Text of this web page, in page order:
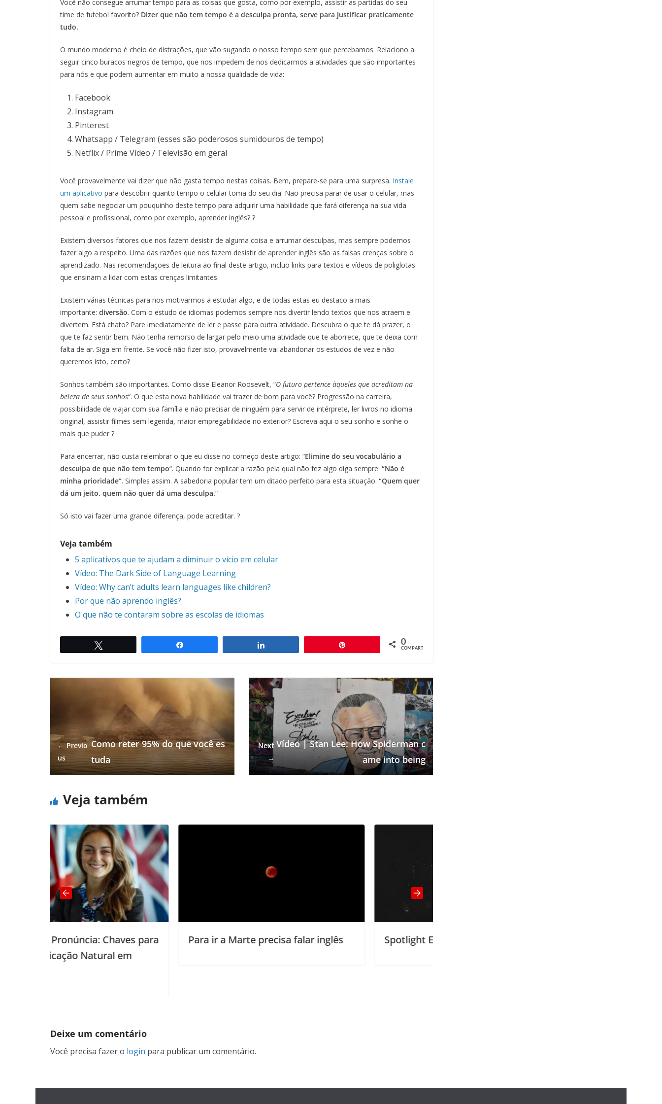
Você não consegue arrumar tempo para as coisas que gosta, como por exemplo, assistir as partidas do seu
time de futebol favorito? Dizer que não tem tempo é a desculpa pronta, serve para justificar praticamente
tudo.
O mundo moderno é cheio de distrações, que vão sugando o nosso tempo sem que percebamos. Relaciono a
seguir cinco buracos negros de tempo, que nos impedem de nos dedicarmos a atividades que são importantes
para nós e que podem aumentar em muito a nossa qualidade de vida:
Facebook
Instagram
Pinterest
Whatsapp / Telegram (esses são poderosos sumidouros de tempo)
Netflix / Prime Vídeo / Televisão em geral
Você provavelmente vai dizer que não gasta tempo nestas coisas. Bem, prepare-se para uma surpresa. Instale
um aplicativo para descobrir quanto tempo o celular toma do seu dia. Não precisa parar de usar o celular, mas
quem sabe negociar um pouquinho deste tempo para adquirir uma habilidade que fará diferença na sua vida
pessoal e profissional, como por exemplo, aprender inglês? ?
Existem diversos fatores que nos fazem desistir de alguma coisa e arrumar desculpas, mas sempre podemos
fazer algo a respeito. Uma das razões que nos fazem desistir de aprender inglês são as falsas crenças sobre o
aprendizado. Nas recomendações de leitura ao final deste artigo, incluo links para textos e vídeos de poliglotas
que ensinam a lidar com estas crenças limitantes.
Existem várias técnicas para nos motivarmos a estudar algo, e de todas estas eu destaco a mais
importante: diversão. Com o estudo de idiomas podemos sempre nos divertir lendo textos que nos atraem e
divertem. Está chato? Pare imediatamente de ler e passe para outra atividade. Descubra o que te dá prazer, o
que te faz sentir bem. Não tenha remorso de largar pelo meio uma atividade que te aborrece, que te deixa com
falta de ar. Siga em frente. Se você não fizer isto, provavelmente vai abandonar os estudos de vez e não
queremos isto, certo?
Sonhos também são importantes. Como disse Eleanor Roosevelt, “O futuro pertence àqueles que acreditam na
beleza de seus sonhos“. O que esta nova habilidade vai trazer de bom para você? Progressão na carreira,
possibilidade de viajar com sua família e não precisar de ninguém para servir de intérprete, ler livros no idioma
original, assistir filmes sem legenda, maior empregabilidade no exterior? Escreva aqui o seu sonho e sonhe o
mais que puder ?
Para encerrar, não custa relembrar o que eu disse no começo deste artigo: “Elimine do seu vocabulário a
desculpa de que não tem tempo“. Quando for explicar a razão pela qual não fez algo diga sempre: “Não é
minha prioridade”. Simples assim. A sabedoria popular tem um ditado perfeito para esta situação: “Quem quer
dá um jeito, quem não quer dá uma desculpa.“
Só isto vai fazer uma grande diferença, pode acreditar. ?
Veja também
5 aplicativos que te ajudam a diminuir o vício em celular
Vídeo: The Dark Side of Language Learning
Vídeo: Why can’t adults learn languages like children?
Por que não aprendo inglês?
O que não te contaram sobre as escolas de idiomas
0
COMPART.
← Previo
us
Como reter 95% do que você es
tuda
Next
→
Vídeo | Stan Lee: How Spiderman c
ame into being
Veja também
para
Para ir a Marte precisa falar inglês Spotlight English
Deixe um comentário
Você precisa fazer o login para publicar um comentário.